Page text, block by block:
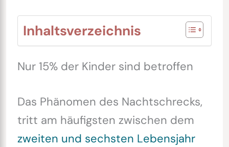
Inhaltsverzeichnis
Nur 15% der Kinder sind betroffen
Das Phänomen des Nachtschrecks,
tritt am häufigsten zwischen dem
zweiten und sechsten Lebensjahr